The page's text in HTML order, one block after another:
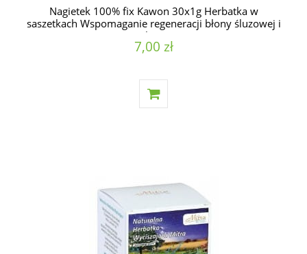
Nagietek 100% fix Kawon 30x1g Herbatka w
saszetkach Wspomaganie regeneracji błony śluzowej i
skóry
7,00 zł